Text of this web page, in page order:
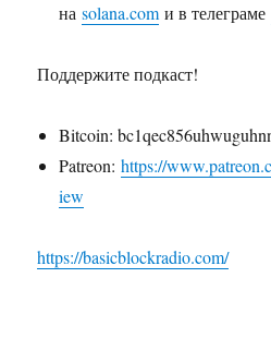
наsolana.com и в телеграме
Поддержите подкаст!
Bitcoin:
Patreon:https://
iew
https://basicblockradio.com/